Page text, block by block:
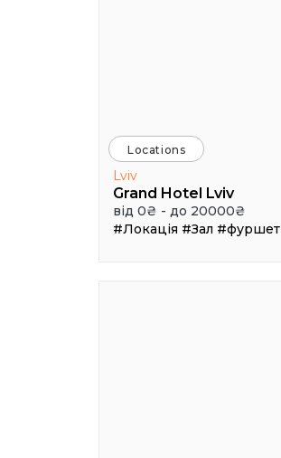
Locations
Lviv
Grand Hotel Lviv
від 0₴ - до 20000₴
#Локація #Зал #фуршет